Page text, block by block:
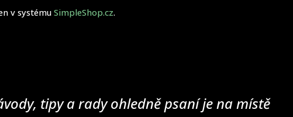
v systémuSimpleShop.cz.
tipy a rady ohledně psaní je na místě